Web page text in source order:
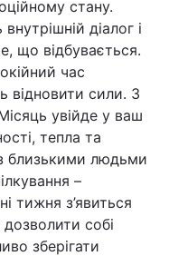
стану.
діалог і
що відбувається.
час
відновити сили. З
увійде у ваш
тепла та
близькими людьми
–
тижня з’явиться
собі
зберігати